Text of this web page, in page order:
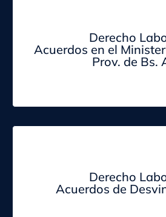
Derecho
Acuerdos en el
Prov. de Bs.
Derecho
Acuerdos de